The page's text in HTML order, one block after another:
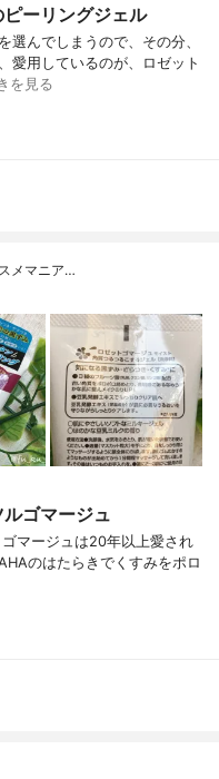
ーリングジェル
選んでしまうので、その分、
愛用しているのが、ロゼット
を見る
メマニア…
ゴマージュ
マージュは20年以上愛され
のはたらきでくすみをポロ